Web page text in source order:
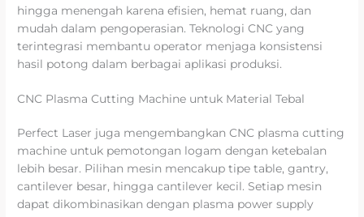
hingga menengah karena efisien, hemat ruang, dan
mudah dalam pengoperasian. Teknologi CNC yang
terintegrasi membantu operator menjaga konsistensi
hasil potong dalam berbagai aplikasi produksi.
CNC Plasma Cutting Machine untuk Material Tebal
Perfect Laser juga mengembangkan CNC plasma cutting
machine untuk pemotongan logam dengan ketebalan
lebih besar. Pilihan mesin mencakup tipe table, gantry,
cantilever besar, hingga cantilever kecil. Setiap mesin
dapat dikombinasikan dengan plasma power supply